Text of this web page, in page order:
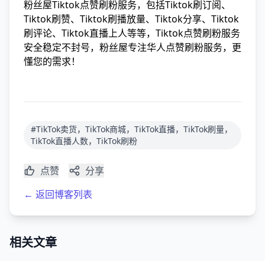
粉丝屋Tiktok点赞刷粉服务，包括Tiktok刷订阅、
Tiktok刷赞、Tiktok刷播放量、Tiktok分享、Tiktok
刷评论、Tiktok直播上人等等，Tiktok点赞刷粉服务
安全稳定不封号，粉丝屋专注华人点赞刷粉服务，更
懂您的需求！
#TikTok卖货，TikTok商城，TikTok直播，TikTok刷量，
TikTok直播人数，TikTok刷粉
点赞
分享
← 返回博客列表
相关文章